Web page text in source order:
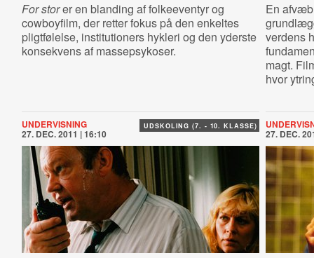
For storer en blanding af folkeeventyr og
cowboyfilm, der retter fokus på den enkeltes
pligtfølelse, institutioners hykleri og den yderste
konsekvens af massepsykoser.
En
verdens
magt.
hvor
UDSKOLING (7. - 10. KLASSE)
UNDERVISNING
27. DEC. 2011 | 16:10 27. DEC.